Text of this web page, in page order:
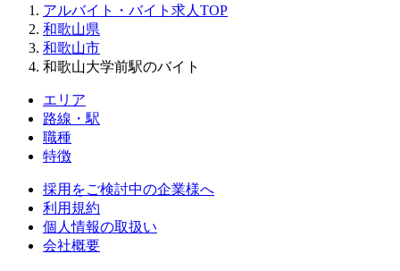
アルバイト・バイト求人TOP
和歌山県
和歌山市
和歌山大学前駅のバイト
エリア
路線・駅
職種
特徴
採用をご検討中の企業様へ
利用規約
個人情報の取扱い
会社概要